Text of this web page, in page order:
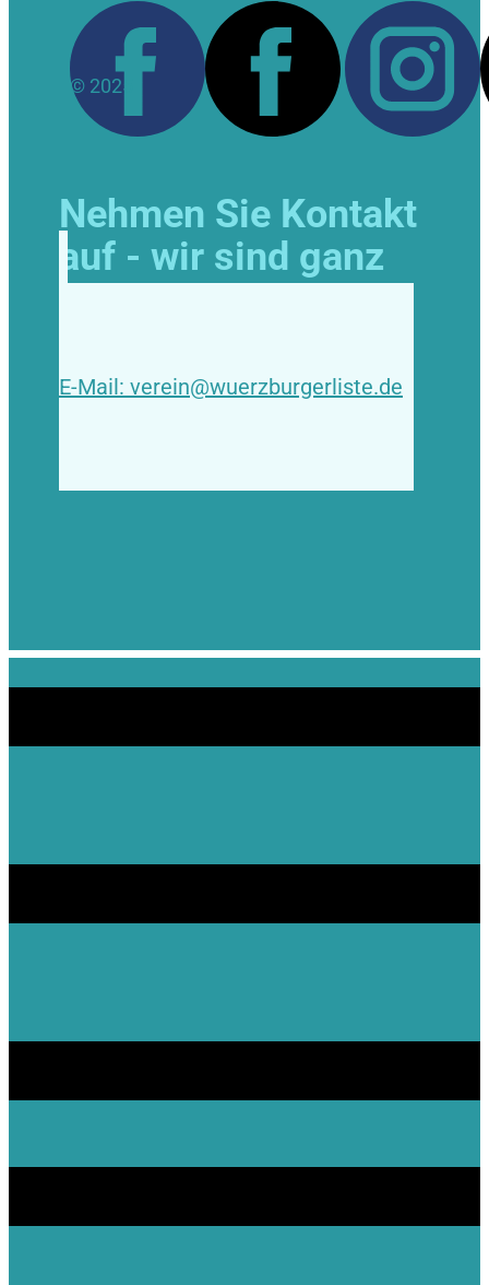
© 2025
Nehmen Sie Kontakt
auf - wir sind ganz
Ohr!
E-Mail: verein@wuerzburgerliste.de